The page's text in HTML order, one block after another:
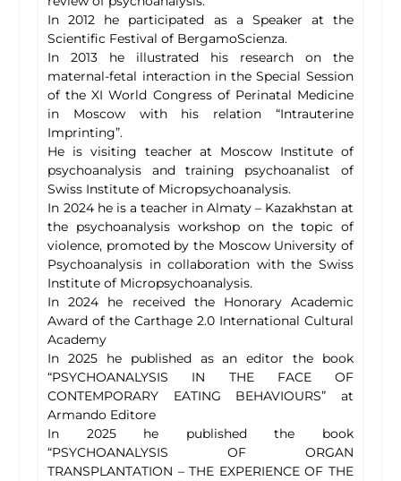
In 2012 he participated as a Speaker at the
Scientific Festival of BergamoScienza.
In 2013 he illustrated his research on the
maternal-fetal interaction in the Special Session
of the XI World Congress of Perinatal Medicine
in Moscow with his relation “Intrauterine
Imprinting”.
He is visiting teacher at Moscow Institute of
psychoanalysis and training psychoanalist of
Swiss Institute of Micropsychoanalysis.
In 2024 he is a teacher in Almaty – Kazakhstan at
the psychoanalysis workshop on the topic of
violence, promoted by the Moscow University of
Psychoanalysis in collaboration with the Swiss
Institute of Micropsychoanalysis.
In 2024 he received the Honorary Academic
Award of the Carthage 2.0 International Cultural
Academy
In 2025 he published as an editor the book
“PSYCHOANALYSIS IN THE FACE OF
CONTEMPORARY EATING BEHAVIOURS” at
Armando Editore
In 2025 he published the book
“PSYCHOANALYSIS OF ORGAN
TRANSPLANTATION – THE EXPERIENCE OF THE